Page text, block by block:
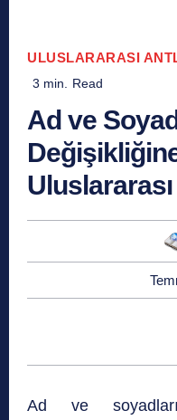
ULUSLARARASI
3 min. Read
Ad ve
Ad ve